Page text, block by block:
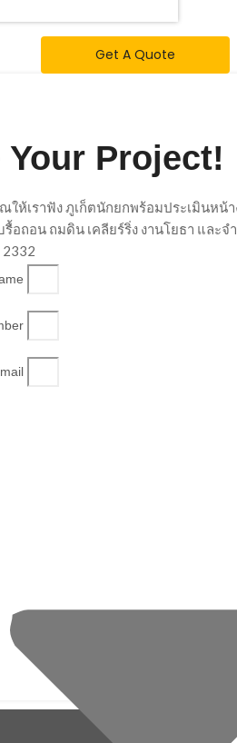
Get A Quote
Your Project!
ให้เราฟัง ภูเก็ตนักยกพร้อมประเมินหน้
อถอน ถมดิน เคลียร์ริ่ง งานโยธา และ
2332